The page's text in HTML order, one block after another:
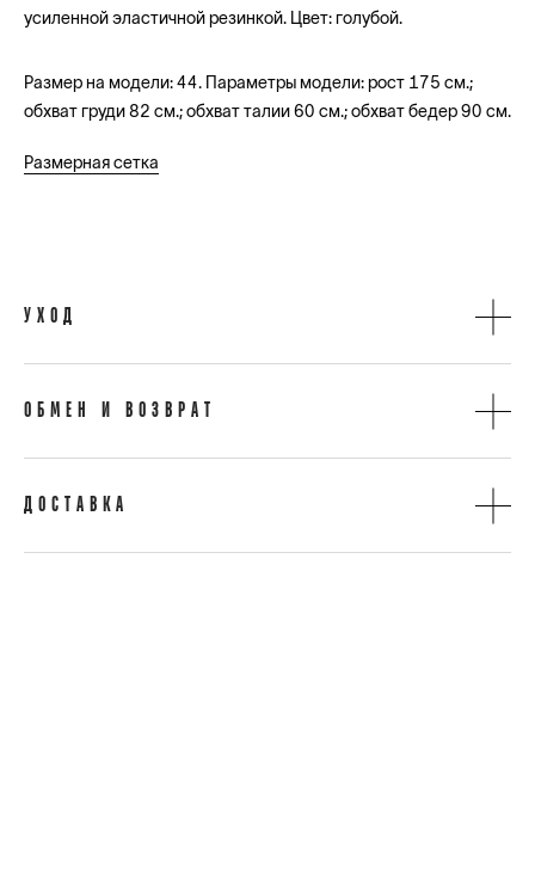
усиленной эластичной резинкой. Цвет: голубой.
Размер на модели: 44. Параметры модели: рост 175 см.;
обхват груди 82 см.; обхват талии 60 см.; обхват бедер 90 см.
Размерная сетка
УХОД
ОБМЕН И ВОЗВРАТ
ДОСТАВКА